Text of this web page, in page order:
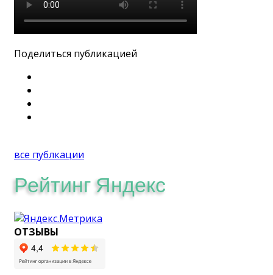
Поделиться публикацией
все публкации
Рейтинг Яндекс
ОТЗЫВЫ